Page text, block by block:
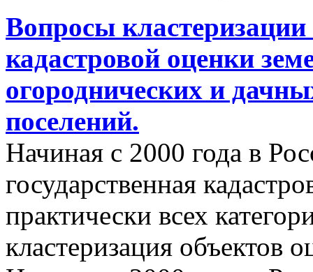
Вопросы кластеризации
кадастровой оценки
огороднических и
поселений.
Начиная с 2000 года в
государственная
практически всех
кластеризация объектов